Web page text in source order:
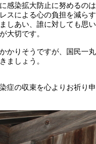
感染拡大防止に努めるのは
スによる心の負担を減らす
しあい、誰に対しても思い
大切です。
かりそうですが、国民一丸
ましょう。
症の収束を心よりお祈り申